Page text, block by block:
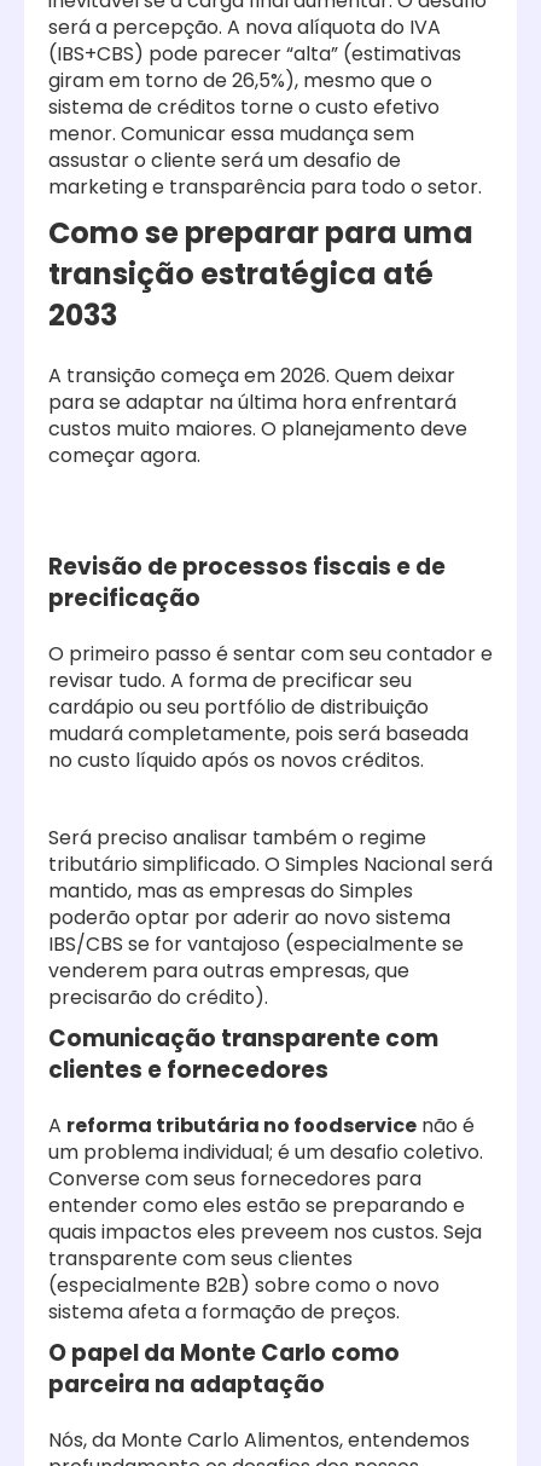
será a percepção. A nova alíquota do IVA
(IBS+CBS) pode parecer “alta” (estimativas
giram em torno de 26,5%), mesmo que o
sistema de créditos torne o custo efetivo
menor. Comunicar essa mudança sem
assustar o cliente será um desafio de
marketing e transparência para todo o setor.
Como se preparar para uma
transição estratégica até
2033
A transição começa em 2026. Quem deixar
para se adaptar na última hora enfrentará
custos muito maiores. O planejamento deve
começar agora.
Revisão de processos fiscais e de
precificação
O primeiro passo é sentar com seu contador e
revisar tudo. A forma de precificar seu
cardápio ou seu portfólio de distribuição
mudará completamente, pois será baseada
no custo líquido após os novos créditos.
Será preciso analisar também o regime
tributário simplificado. O Simples Nacional será
mantido, mas as empresas do Simples
poderão optar por aderir ao novo sistema
IBS/CBS se for vantajoso (especialmente se
venderem para outras empresas, que
precisarão do crédito).
Comunicação transparente com
clientes e fornecedores
A reforma tributária no foodservice não é
um problema individual; é um desafio coletivo.
Converse com seus fornecedores para
entender como eles estão se preparando e
quais impactos eles preveem nos custos. Seja
transparente com seus clientes
(especialmente B2B) sobre como o novo
sistema afeta a formação de preços.
O papel da Monte Carlo como
parceira na adaptação
Nós, da Monte Carlo Alimentos, entendemos